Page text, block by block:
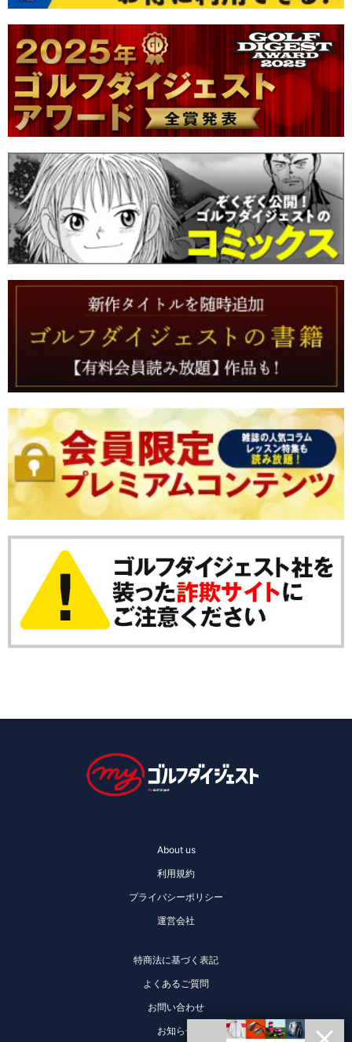
About us
利用規約
プライバシーポリシー
運営会社
特商法に基づく表記
よくあるご質問
お問い合わせ
お知らせ